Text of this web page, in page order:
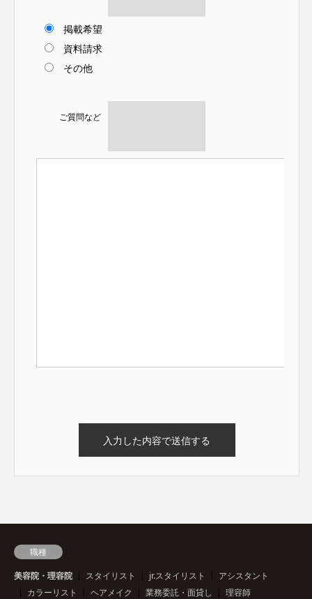
掲載希望
資料請求
その他
ご質問など
職種
美容院・理容院
スタイリスト jr.スタイリスト
アシスタント
カラーリスト
ヘアメイク 業務委託・面貸し
理容師